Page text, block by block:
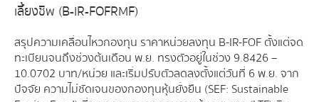
เลี้ยงชีพ (B-IR-FOFRMF)
สรุปความเคลื่อนไหวกองทุน ราคาหน่วยลงทุน B-IR-FOF ตั้งแต่จด
ทะเบียนจนถึงช่วงต้นเดือน พ.ย. ทรงตัวอยู่ในช่วง 9.8426 –
10.0702 บาท/หน่วย และเริ่มปรับตัวลดลงตั้งแต่วันที่ 6 พ.ย. จาก
ปัจจัย ความไม่ชัดเจนของกองทุนหุ้นยั่งยืน (SEF: Sustainable